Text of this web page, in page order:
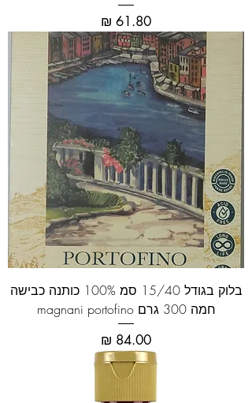
מחיר
בלוק בגודל 15/40 סמ 100% כותנה כבישה
חמה 300 גרם magnani portofino
מחיר